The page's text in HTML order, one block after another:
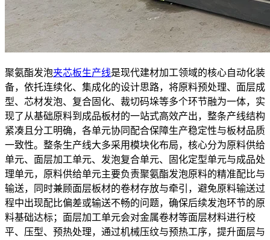
聚氨酯发泡夹芯板生产线是现代建材加工领域的核心自动化装
备，依托连续化、集成化的设计思路，将原料预处理、面层成
型、芯材发泡、复合固化、裁切码垛等多个环节融为一体，实
现了从基础原料到成品板材的一站式高效产出，整条产线结构
紧凑且分工明确，各单元协同配合保障生产稳定性与板材品质
一致性。整条生产线大多采用模块化布局，核心分为原料供给
单元、面层加工单元、发泡复合单元、固化定型单元与成品处
理单元，原料供给单元主要负责聚氨酯发泡原料的精准配比与
输送，同时兼顾面层板材的卷材存放与牵引，避免原料输送过
程中出现配比偏差或输送不畅的问题，确保后续发泡环节的原
料基础达标；面层加工单元会对金属卷材等面层材料进行校
平、压型、预热处理，通过机械压纹与预热工序，提升面层与